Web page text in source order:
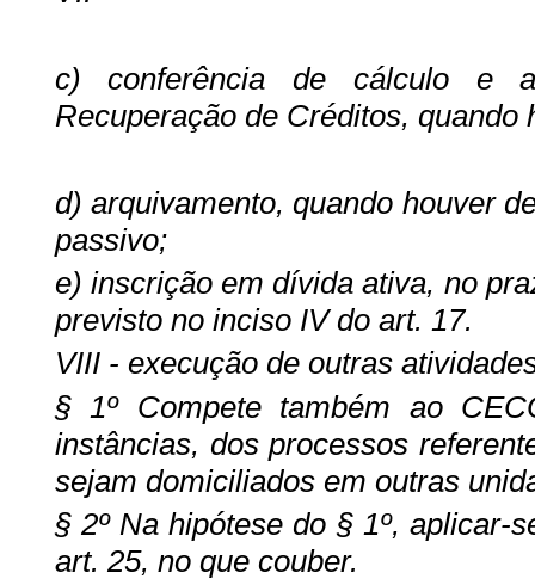
c) conferência de cálculo e
Recuperação de Créditos, quando
d) arquivamento, quando houver
passivo;
e) inscrição em dívida ativa, no
previsto no inciso IV do art. 17.
VIII - execução de outras
§ 1º Compete também ao
instâncias, dos processos
sejam domiciliados em outras
§ 2º Na hipótese do § 1º, aplicar-
art. 25, no que couber.